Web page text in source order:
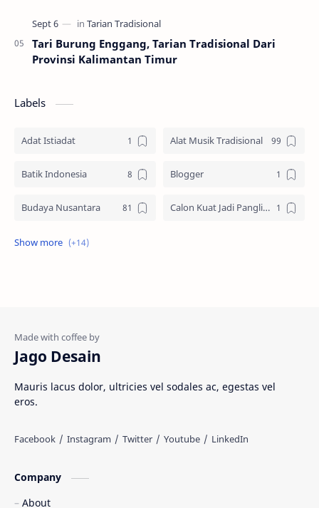
Tari Burung Enggang, Tarian Tradisional Dari
Provinsi Kalimantan Timur
Labels
Adat Istiadat Alat Musik Tradisional
Batik Indonesia Blogger
Budaya Nusantara Calon Kuat Jadi Panglima TNI
Jasa website
Rumah Adat
Tarian Tradisional
Web freelancer Wisata Indonesia
Jago Desain
Mauris lacus dolor, ultricies vel sodales ac, egestas vel
eros.
Company
About